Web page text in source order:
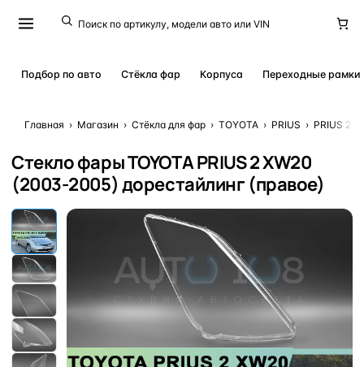
Подбор по авто Стёкла фар Корпуса Переходные рамки
Главная › Магазин › Стёкла для фар › TOYOTA › PRIUS › PRIUS 2
Стекло фары TOYOTA PRIUS 2 XW20
(2003-2005) дорестайлинг (правое)